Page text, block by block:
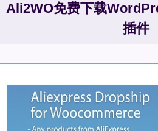
Ali2WO免费下载
插件